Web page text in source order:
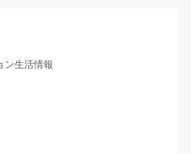
ン生活情報